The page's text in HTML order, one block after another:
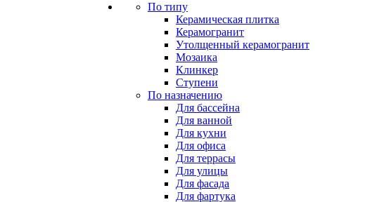
По типу
Керамическая плитка
Керамогранит
Утолщенный керамогранит
Мозаика
Клинкер
Ступени
По назначению
Для бассейна
Для ванной
Для кухни
Для офиса
Для террасы
Для улицы
Для фасада
Для фартука